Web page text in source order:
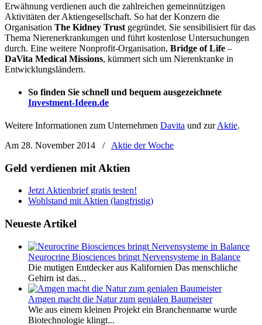
Erwähnung verdienen auch die zahlreichen gemeinnützigen
Aktivitäten der Aktiengesellschaft. So hat der Konzern die
Organisation The Kidney Trust gegründet. Sie sensibilisiert für das
Thema Nierenerkrankungen und führt kostenlose Untersuchungen
durch. Eine weitere Nonprofit-Organisation, Bridge of Life –
DaVita Medical Missions, kümmert sich um Nierenkranke in
Entwicklungsländern.
So finden Sie schnell und bequem ausgezeichnete
Investment-Ideen.de
Weitere Informationen zum Unternehmen Davita und zurAktie.
Am 28. November 2014
/ Aktie der Woche
Geld verdienen mit Aktien
Jetzt Aktienbrief gratis testen!
Wohlstand mit Aktien (langfristig)
Neueste Artikel
Neurocrine Biosciences bringt Nervensysteme in Balance
Die mutigen Entdecker aus Kalifornien Das menschliche
Gehirn ist das...
Amgen macht die Natur zum genialen Baumeister
Wie aus einem kleinen Projekt ein Branchenname wurde
Biotechnologie klingt...